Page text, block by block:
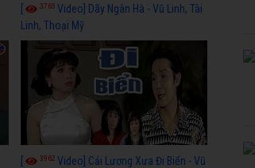
3765 Video] Dãy Ngân Hà - Vũ Linh, Tài
Linh, Thoại Mỹ
3962 Video] Cải Lương Xưa Đi Biển - Vũ